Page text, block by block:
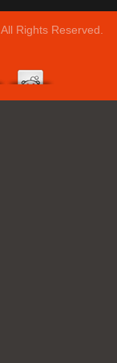
. All Rights Reserved.